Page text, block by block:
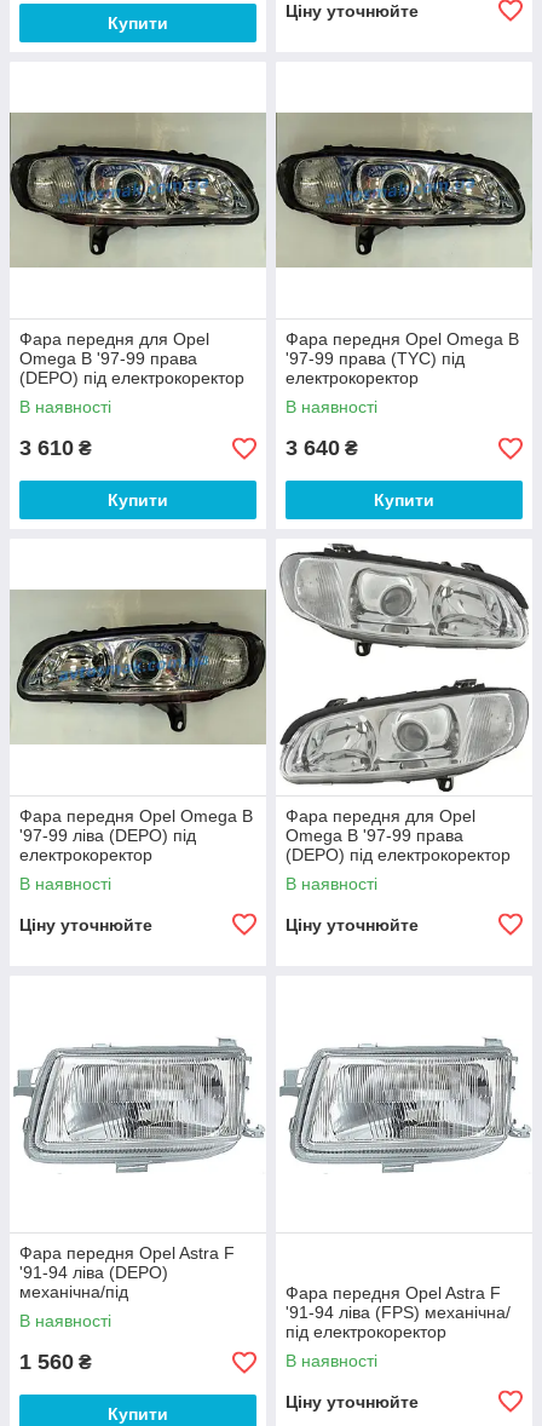
Купити
Ціну уточнюйте
Фара передня для Opel
Omega B '97-99 права
(DEPO) під електрокоректор
В наявності
3 610 ₴
Купити
Фара передня Opel Omega B
'97-99 права (TYC) під
електрокоректор
В наявності
3 640 ₴
Купити
Фара передня Opel Omega B
'97-99 ліва (DEPO) під
електрокоректор
В наявності
Ціну уточнюйте
Фара передня для Opel
Omega B '97-99 права
(DEPO) під електрокоректор
В наявності
Ціну уточнюйте
Фара передня Opel Astra F
'91-94 ліва (DEPO)
механічна/під
електрокоректор
В наявності
1 560 ₴
Купити
Фара передня Opel Astra F
'91-94 ліва (FPS) механічна/
під електрокоректор
В наявності
Ціну уточнюйте